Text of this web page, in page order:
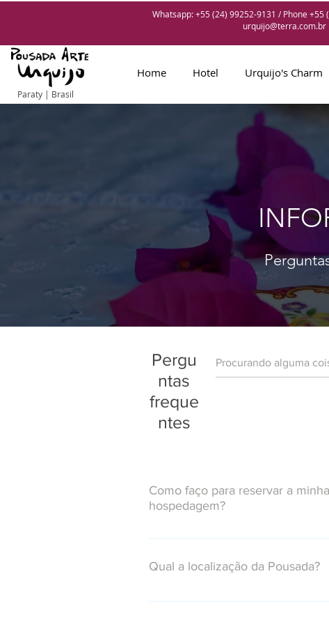
Whatsapp: +55 (24) 99252-9131 / Phone +55
urquijo@terra.com.br
Paraty | Brasil
Home Hotel Urquijo's Charm
Pergu
ntas
freque
ntes
Como faço para reservar a minha
hospedagem?
Você pode fazer a reserva ONLINE
nossos canais de atendimento e fale
Qual a localização da Pousada?